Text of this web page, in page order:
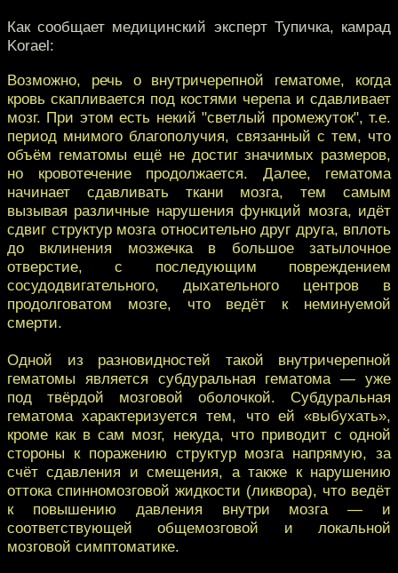
Как сообщает медицинский эксперт Тупичка, камрад
Korael:
Возможно, речь о внутричерепной гематоме, когда
кровь скапливается под костями черепа и сдавливает
мозг. При этом есть некий "светлый промежуток", т.е.
период мнимого благополучия, связанный с тем, что
объём гематомы ещё не достиг значимых размеров,
но кровотечение продолжается. Далее, гематома
начинает сдавливать ткани мозга, тем самым
вызывая различные нарушения функций мозга, идёт
сдвиг структур мозга относительно друг друга, вплоть
до вклинения мозжечка в большое затылочное
отверстие, с последующим повреждением
сосудодвигательного, дыхательного центров в
продолговатом мозге, что ведёт к неминуемой
смерти.
Одной из разновидностей такой внутричерепной
гематомы является субдуральная гематома — уже
под твёрдой мозговой оболочкой. Субдуральная
гематома характеризуется тем, что ей «выбухать»,
кроме как в сам мозг, некуда, что приводит с одной
стороны к поражению структур мозга напрямую, за
счёт сдавления и смещения, а также к нарушению
оттока спинномозговой жидкости (ликвора), что ведёт
к повышению давления внутри мозга — и
соответствующей общемозговой и локальной
мозговой симптоматике.